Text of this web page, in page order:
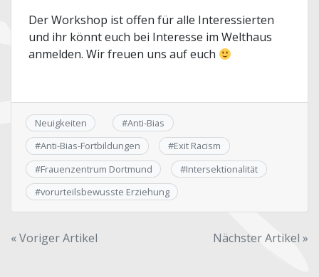
Der Workshop ist offen für alle Interessierten
und ihr könnt euch bei Interesse im Welthaus
anmelden. Wir freuen uns auf euch
Neuigkeiten #Anti-Bias
#Anti-Bias-Fortbildungen #Exit Racism
#Frauenzentrum Dortmund #Intersektionalität
#vorurteilsbewusste Erziehung
Beitragsnavigation
« Voriger Artikel Nächster Artikel »